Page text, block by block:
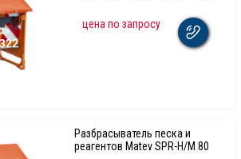
цена по запросу
Разбрасыватель песка и
реагентов Matev SPR-H/M 80